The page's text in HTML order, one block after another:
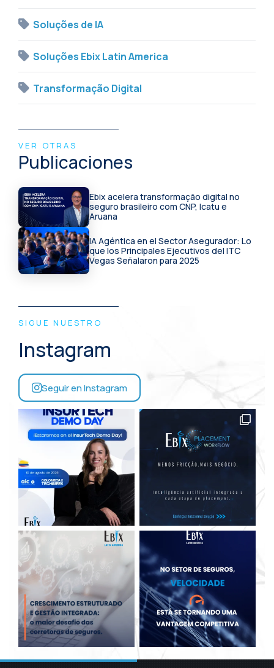
Soluções de IA
Soluções Ebix Latin America
Transformação Digital
VER OTRAS
Publicaciones
Ebix acelera transformação digital no
seguro brasileiro com CNP, Icatu e
Aruana
IA Agéntica en el Sector Asegurador: Lo
que los Principales Ejecutivos del ITC
Vegas Señalaron para 2025
SIGUE NUESTRO
Instagram
Seguir en Instagram